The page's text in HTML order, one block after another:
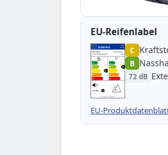
EU-Reifenlabel
ENERG EPREL
1000000
Tracmax 20TM17570R140T-…
175/70 R14C 95T C2
A
B
C
C
D
E
A
B
B
C
D
E
72 dB B
Verordnung (EU) 2020/740
C
B
72 dB
EU-